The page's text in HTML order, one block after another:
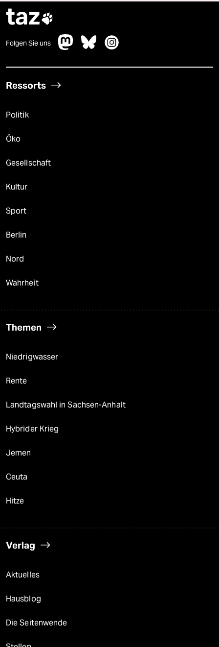
taz
Folgen Sie uns
Ressorts
Politik
Öko
Gesellschaft
Kultur
Sport
Berlin
Nord
Wahrheit
Themen
Niedrigwasser
Rente
Landtagswahl in Sachsen-Anhalt
Hybrider Krieg
Jemen
Ceuta
Hitze
Verlag
Aktuelles
Hausblog
Die Seitenwende